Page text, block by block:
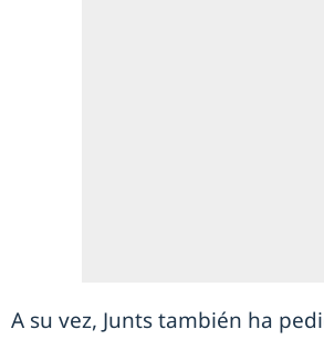
A su vez, Junts también ha